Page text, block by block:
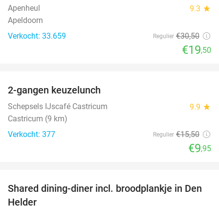
Apenheul 9.3 star
Apeldoorn
Verkocht: 33.659
Regulier €30,50
€19,50
2-gangen keuzelunch
Schepsels IJscafé Castricum 9.9 star
Castricum (9 km)
Verkocht: 377
Regulier €15,50
€9,95
25%
Shared dining-diner incl. broodplankje in Den
Helder